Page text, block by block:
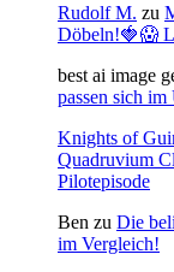
Rudolf M. zu
Döbeln!🍓😱
best ai image
passen sich im
Knights of
Quadruvium
Pilotepisode
Ben zu Die
im Vergleich!